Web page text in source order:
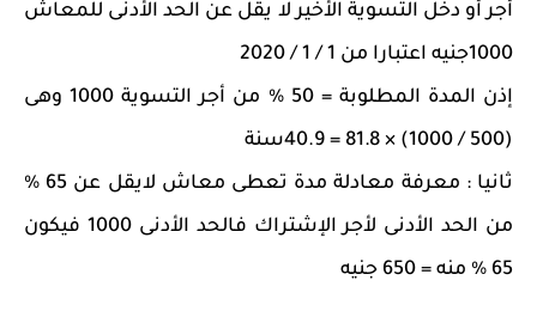
أجر أو دخل التسوية الأخير لا يقل عن الحد الأدنى للمعاش
1000جنيه اعتبارا من 1 / 1 / 2020
إذن المدة المطلوبة = 50 % من أجر التسوية 1000 وهى
(500 / 1000) × 81.8 = 40.9سنة
ثانيا : معرفة معادلة مدة تعطى معاش لايقل عن 65 %
من الحد الأدنى لأجر الإشتراك فالحد الأدنى 1000 فيكون
65 % منه = 650 جنيه